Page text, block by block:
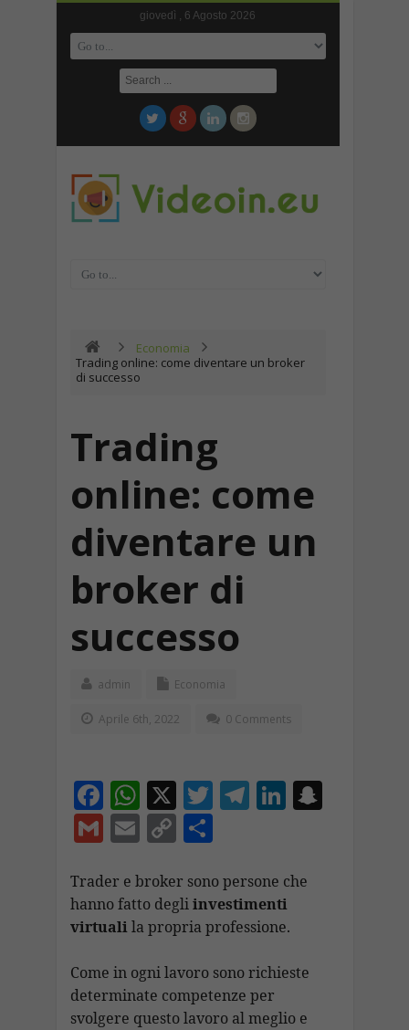
giovedì , 6 Agosto 2026
Economia
Trading online: come diventare un broker
di successo
Trading
online: come
diventare un
broker di
successo
admin Economia
Aprile 6th, 2022 0 Comments
F
ac
e
b
o
o
k
W
h
at
s
A
p
p
X T
w
itt
er
T
gr
a
m
Li
e
dI
n
S
G
ai
l
E
ai
l
C
p
y
Li
n
k
C
n
di
vi
di
Trader e broker sono persone che
hanno fatto degliinvestimenti
virtualila propria professione.
Come in ogni lavoro sono richieste
determinate competenze per
svolgere questo lavoro al meglio e